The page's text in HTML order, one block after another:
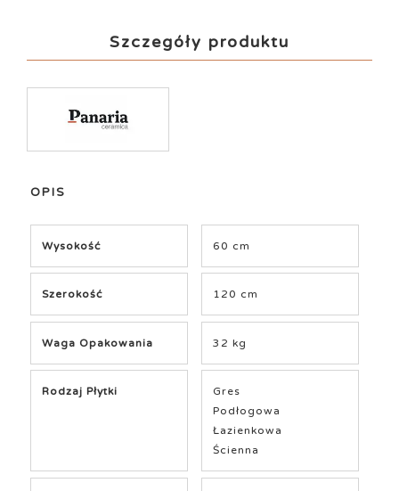
Szczegóły produktu
OPIS
Wysokość 60 cm
Szerokość 120 cm
Waga Opakowania 32 kg
Rodzaj Płytki
Gres
Podłogowa
Łazienkowa
Ścienna